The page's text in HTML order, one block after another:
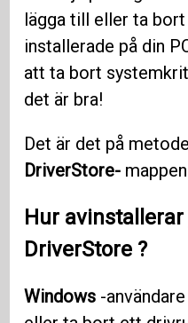
lägga till eller ta
installerade på din
att ta bort
det är bra!
Det är det på
DriverStore-
Hur
DriverStore ?
Windows -